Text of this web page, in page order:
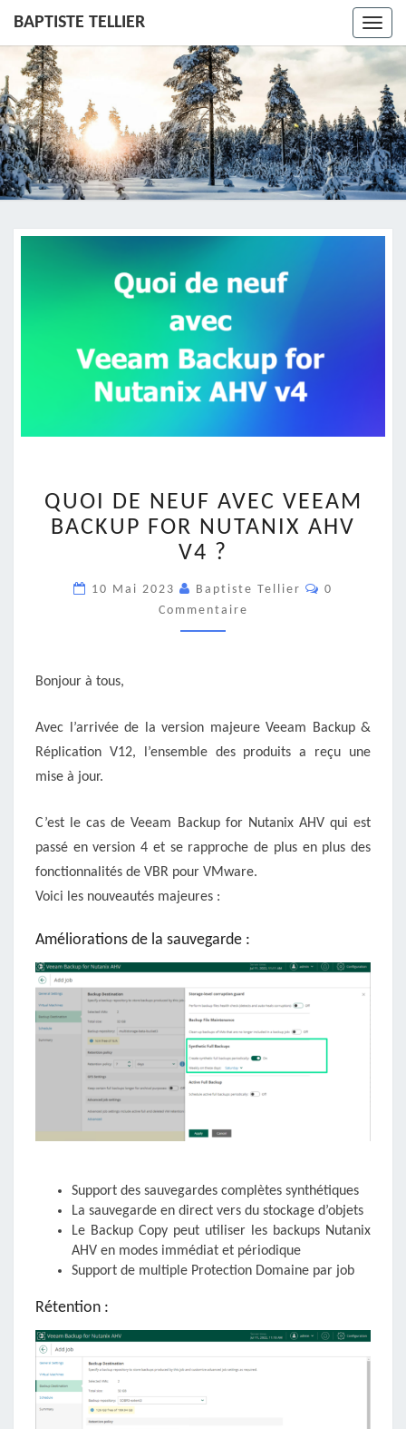
BAPTISTE TELLIER
DE
NEUF
AVEC
VEEAM
BACKUP
QUOI DE NEUF AVEC VEEAM
BACKUP FOR NUTANIX AHV
V4 ?
10 Mai 2023 Baptiste Tellier
0
Commentaire
Bonjour à tous,
Avec l’arrivée de la version majeure Veeam Backup &
Réplication V12, l’ensemble des produits a reçu une
mise à jour.
C’est le cas de Veeam Backup for Nutanix AHV qui est
passé en version 4 et se rapproche de plus en plus des
fonctionnalités de VBR pour VMware.
Voici les nouveautés majeures :
Améliorations de la sauvegarde :
Support des sauvegardes complètes synthétiques
La sauvegarde en direct vers du stockage d’objets
Le Backup Copy peut utiliser les backups Nutanix
AHV en modes immédiat et périodique
Support de multiple Protection Domaine par job
Rétention :